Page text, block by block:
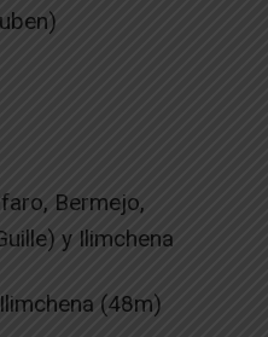
Bermejo,
y Ilimchena
(48m)